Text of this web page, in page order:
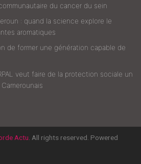
du cancer du sein
: quand la science explore le
aromatiques
de former une génération capable de
veut faire de la protection sociale un
Actu . All rights reserved. Powered